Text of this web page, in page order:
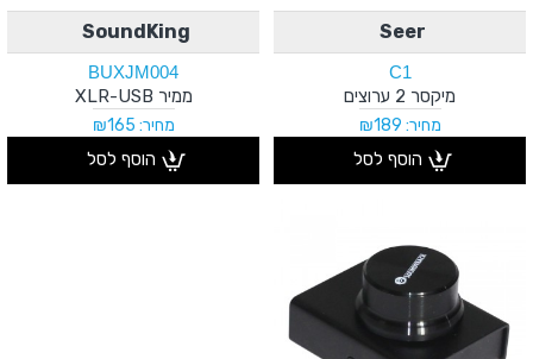
Seer
C1
מיקסר 2 ערוצים
מחיר: ₪189
הוסף לסל
SoundKing
BUXJM004
ממיר XLR-USB
מחיר: ₪165
הוסף לסל